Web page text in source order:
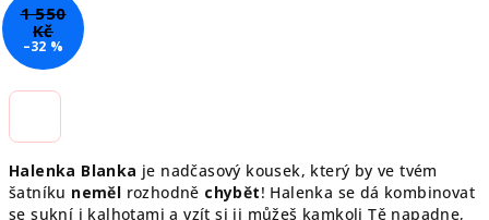
Halenka Blanka je nadčasový kousek, který by ve tvém
šatníku neměl rozhodně chybět! Halenka se dá kombinovat
se sukní i kalhotami a vzít si ji můžeš kamkoli Tě napadne,
1 550
Kč
–32 %